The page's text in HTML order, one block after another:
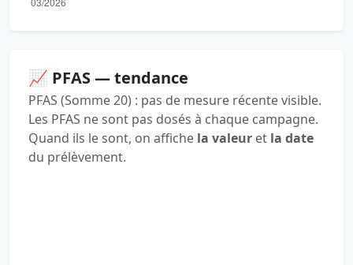
📈 PFAS — tendance
PFAS (Somme 20) : pas de mesure récente visible.
Les PFAS ne sont pas dosés à chaque campagne.
Quand ils le sont, on affiche la valeur et la date
du prélèvement.